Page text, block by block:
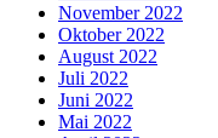
November 2022
Oktober 2022
August 2022
Juli 2022
Juni 2022
Mai 2022